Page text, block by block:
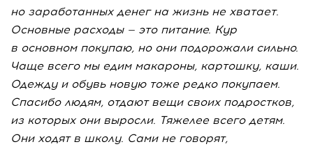
но заработанных денег на жизнь не хватает.
Основные расходы — это питание. Кур
в основном покупаю, но они подорожали сильно.
Чаще всего мы едим макароны, картошку, каши.
Одежду и обувь новую тоже редко покупаем.
Спасибо людям, отдают вещи своих подростков,
из которых они выросли. Тяжелее всего детям.
Они ходят в школу. Сами не говорят,